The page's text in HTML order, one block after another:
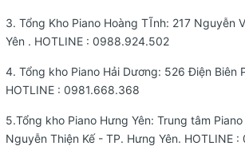
3. Tổng Kho Piano Hoàng TĨnh: 217 Nguyễn
Yên . HOTLINE : 0988.924.502
4. Tổng kho Piano Hải Dương: 526 Điện Biên
HOTLINE : 0981.668.368
5.Tổng kho Piano Hưng Yên: Trung tâm
Nguyễn Thiện Kế - TP. Hưng Yên. HOTLINE